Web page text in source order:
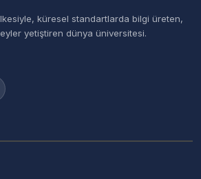
küresel standartlarda bilgi üreten,
yetiştiren dünya üniversitesi.